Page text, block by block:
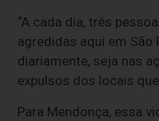
“A cada dia, três
agredidas aqui em São
diariamente, seja nas
expulsos dos locais
Para Mendonça, essa